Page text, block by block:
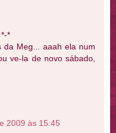
*
da Meg... aaah ela num
ve-la de novo sábado,
2009 às 15:45